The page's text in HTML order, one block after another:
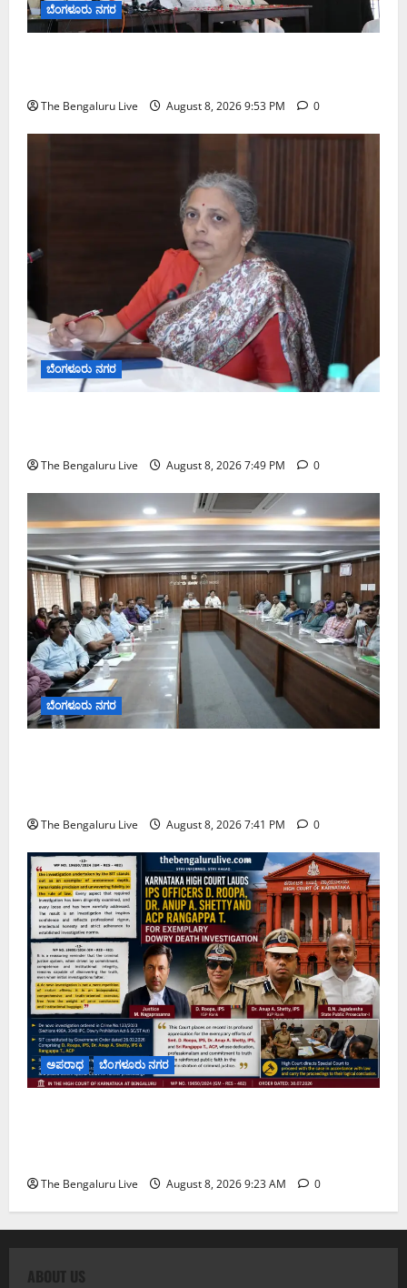
ಬೆಂಗಳೂರು ನಗರ
The Bengaluru Live August 8, 2026 9:53 PM 0
ಬೆಂಗಳೂರು ನಗರ
The Bengaluru Live August 8, 2026 7:49 PM 0
ಬೆಂಗಳೂರು ನಗರ
The Bengaluru Live August 8, 2026 7:41 PM 0
ಅಪರಾಧ ಬೆಂಗಳೂರು ನಗರ
The Bengaluru Live August 8, 2026 9:23 AM 0
ABOUT US